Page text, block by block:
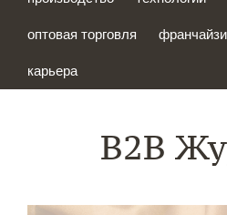
оптовая торговля
карьера
B2B